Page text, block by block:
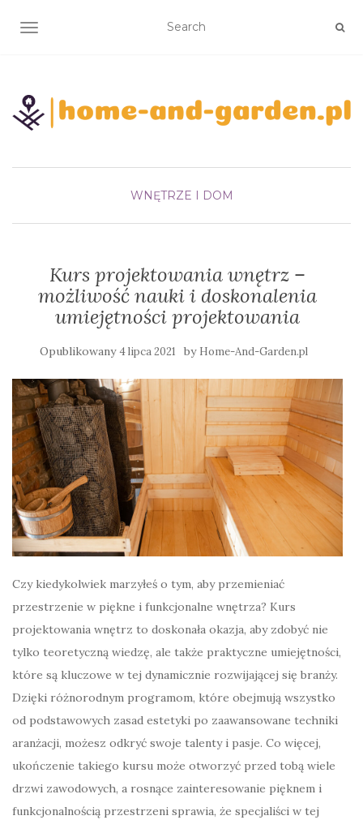
TOGGLE NAVIGATION
WNĘTRZE I DOM
Kurs projektowania wnętrz –
możliwość nauki i doskonalenia
umiejętności projektowania
Opublikowany4 lipca 2021 by Home-And-Garden.pl
Czy kiedykolwiek marzyłeś o tym, aby przemieniać
przestrzenie w piękne i funkcjonalne wnętrza? Kurs
projektowania wnętrz to doskonała okazja, aby zdobyć nie
tylko teoretyczną wiedzę, ale także praktyczne umiejętności,
które są kluczowe w tej dynamicznie rozwijającej się branży.
Dzięki różnorodnym programom, które obejmują wszystko
od podstawowych zasad estetyki po zaawansowane techniki
aranżacji, możesz odkryć swoje talenty i pasje. Co więcej,
ukończenie takiego kursu może otworzyć przed tobą wiele
drzwi zawodowych, a rosnące zainteresowanie pięknem i
funkcjonalnością przestrzeni sprawia, że specjaliści w tej